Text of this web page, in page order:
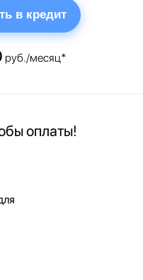
в кредит
руб./месяц*
оплаты!